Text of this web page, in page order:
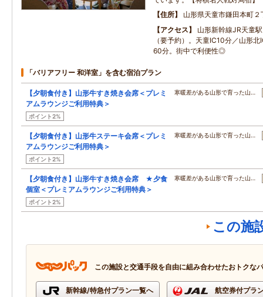
住所
山形県天童市鎌田本町
アクセス
山形新幹線JR天童
（要予約）。天童IC10分／山形
60分。街中で利便性◎
「バリアフリー 和洋室」を含む宿泊プラン
【夕朝食付き】山形牛すき焼き会席＜プレミ
アムラウンジご利用特典＞
ポイント2%
寒暖差がある山形で育った山…
【夕朝食付き】山形牛ステーキ会席＜プレミ
アムラウンジご利用特典＞
ポイント2%
寒暖差がある山形で育った山…
【夕朝食付き】山形牛すき焼き会席 ★夕食
個室＜プレミアムラウンジご利用特典＞
ポイント2%
寒暖差がある山形で育った山…
この施
この施設と交通手段を自由に組み合わせたおトクな
新幹線/特急付プラン一覧へ 航空券付プラ